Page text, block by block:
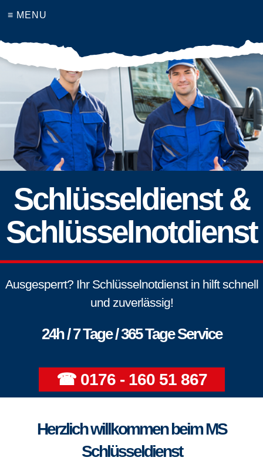
≡ MENU
Schlüsseldienst &
Schlüsselnotdienst
Ausgesperrt? Ihr Schlüsselnotdienst in hilft schnell
und zuverlässig!
24h / 7 Tage / 365 Tage Service
☎ 0176 - 160 51 867
Herzlich willkommen beim MS
Schlüsseldienst